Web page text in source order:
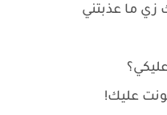
ما عذبتني
عليك!